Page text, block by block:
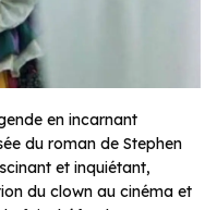
en incarnant
du roman de Stephen
et inquiétant,
du clown au cinéma et